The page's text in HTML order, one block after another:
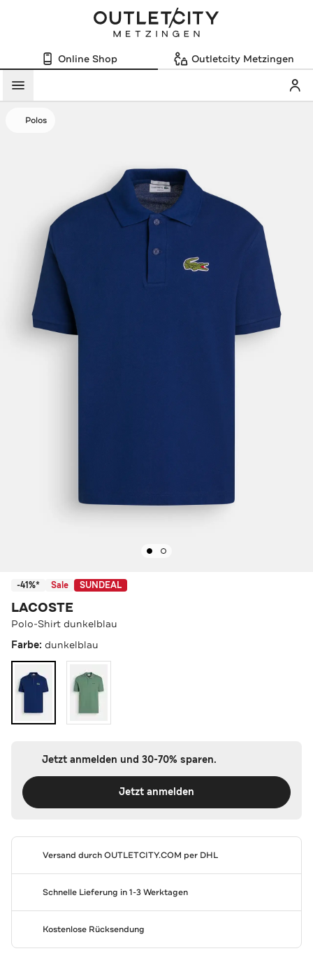
Online Shop Outletcity Metzingen
Menü
Polos
-41%* Sale SUNDEAL
LACOSTE
Polo-Shirt dunkelblau
Farbe: dunkelblau
Jetzt anmelden und 30-70% sparen.
Jetzt anmelden
Versand durchOUTLETCITY.COM per DHL
Schnelle Lieferung in 1-3 Werktagen
Kostenlose Rücksendung